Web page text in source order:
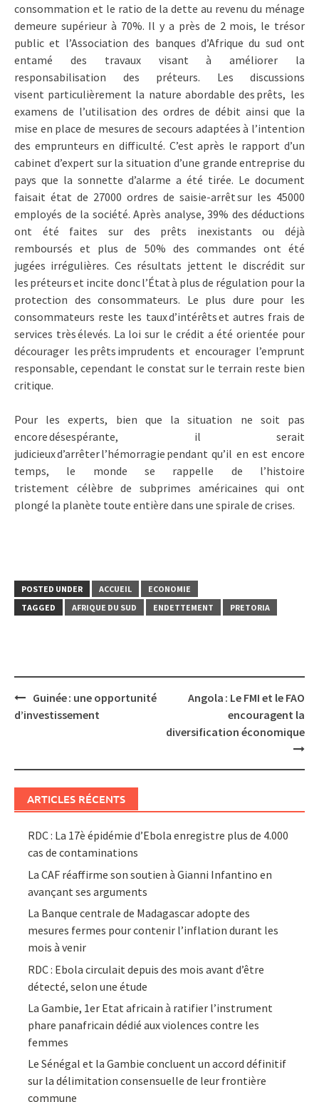
consommation et le ratio de la dette au revenu du ménage
demeure supérieur à 70%. Il y a près de 2 mois, le trésor
public et l’Association des banques d’Afrique du sud ont
entamé des travaux visant à améliorer la
responsabilisation des préteurs. Les discussions
visent particulièrement la nature abordable des prêts, les
examens de l’utilisation des ordres de débit ainsi que la
mise en place de mesures de secours adaptées à l’intention
des emprunteurs en difficulté. C’est après le rapport d’un
cabinet d’expert sur la situation d’une grande entreprise du
pays que la sonnette d’alarme a été tirée. Le document
faisait état de 27000 ordres de saisie-arrêt sur les 45000
employés de la société. Après analyse, 39% des déductions
ont été faites sur des prêts inexistants ou déjà
remboursés et plus de 50% des commandes ont été
jugées irrégulières. Ces résultats jettent le discrédit sur
les préteurs et incite donc l’État à plus de régulation pour la
protection des consommateurs. Le plus dure pour les
consommateurs reste les taux d’intérêts et autres frais de
services très élevés. La loi sur le crédit a été orientée pour
décourager les prêts imprudents et encourager l’emprunt
responsable, cependant le constat sur le terrain reste bien
critique.
Pour les experts, bien que la situation ne soit pas
encore désespérante, il serait
judicieux d’arrêter l’hémorragie pendant qu’il en est encore
temps, le monde se rappelle de l’histoire
tristement célèbre de subprimes américaines qui ont
plongé la planète toute entière dans une spirale de crises.
POSTED UNDER ACCUEIL
ECONOMIE
TAGGED
AFRIQUE DU SUD ENDETTEMENT PRETORIA
Post
navigation
Guinée : une opportunité
d’investissement
Angola : Le FMI et le FAO
encouragent la
diversification économique
ARTICLES RÉCENTS
RDC : La 17è épidémie d’Ebola enregistre plus de 4.000
cas de contaminations
La CAF réaffirme son soutien à Gianni Infantino en
avançant ses arguments
La Banque centrale de Madagascar adopte des
mesures fermes pour contenir l’inflation durant les
mois à venir
RDC : Ebola circulait depuis des mois avant d’être
détecté, selon une étude
La Gambie, 1er Etat africain à ratifier l’instrument
phare panafricain dédié aux violences contre les
femmes
Le Sénégal et la Gambie concluent un accord définitif
sur la délimitation consensuelle de leur frontière
commune